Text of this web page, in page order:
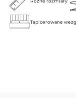
Tapicerowane